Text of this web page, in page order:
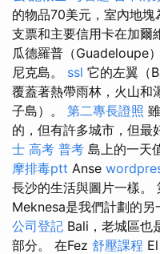
的物品70美元，室內地塊
支票和主要信用卡在加爾
瓜德羅普（Guadeloupe
尼克島。 ssl 它的左翼（
覆蓋著熱帶雨林，火山和
子島）。 第二專長證照
的，但有許多城市，但最
士 高考 普考 島上的一天
摩排毒ptt Anse
長沙的生活與圖片一樣。
Meknesa是我們計劃的另
公司登記 Bali，老城區也
部分。 在Fez 舒壓課程 El